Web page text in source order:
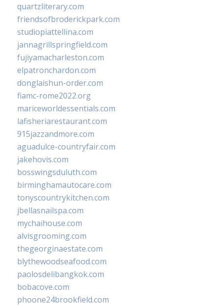
quartzliterary.com
friendsofbroderickpark.com
studiopiattellina.com
jannagrillspringfield.com
fujiyamacharleston.com
elpatronchardon.com
donglaishun-order.com
fiamc-rome2022.org
mariceworldessentials.com
lafisheriarestaurant.com
915jazzandmore.com
aguadulce-countryfair.com
jakehovis.com
bosswingsduluth.com
birminghamautocare.com
tonyscountrykitchen.com
jbellasnailspa.com
mychaihouse.com
alvisgrooming.com
thegeorginaestate.com
blythewoodseafood.com
paolosdelibangkok.com
bobacove.com
phoone24brookfield.com